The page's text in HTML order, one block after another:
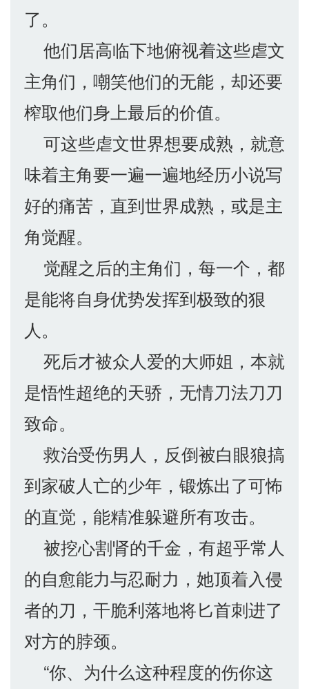
了。
他们居高临下地俯视着这些虐文
主角们，嘲笑他们的无能，却还要
榨取他们身上最后的价值。
可这些虐文世界想要成熟，就意
味着主角要一遍一遍地经历小说写
好的痛苦，直到世界成熟，或是主
角觉醒。
觉醒之后的主角们，每一个，都
是能将自身优势发挥到极致的狠
人。
死后才被众人爱的大师姐，本就
是悟性超绝的天骄，无情刀法刀刀
致命。
救治受伤男人，反倒被白眼狼搞
到家破人亡的少年，锻炼出了可怖
的直觉，能精准躲避所有攻击。
被挖心割肾的千金，有超乎常人
的自愈能力与忍耐力，她顶着入侵
者的刀，干脆利落地将匕首刺进了
对方的脖颈。
“你、为什么这种程度的伤你这